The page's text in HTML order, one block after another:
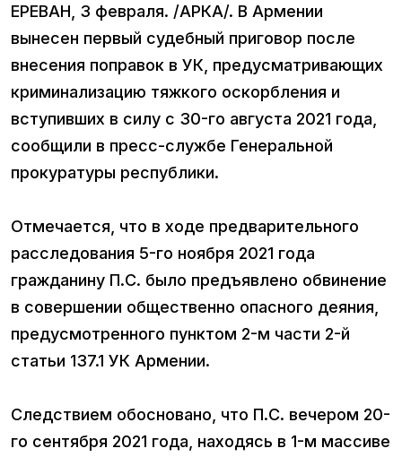
ЕРЕВАН, 3 февраля. /АРКА/. В Армении
вынесен первый судебный приговор после
внесения поправок в УК, предусматривающих
криминализацию тяжкого оскорбления и
вступивших в силу с 30-го августа 2021 года,
сообщили в пресс-службе Генеральной
прокуратуры республики.
Отмечается, что в ходе предварительного
расследования 5-го ноября 2021 года
гражданину П.С. было предъявлено обвинение
в совершении общественно опасного деяния,
предусмотренного пунктом 2-м части 2-й
статьи 137.1 УК Армении.
Следствием обосновано, что П.С. вечером 20-
го сентября 2021 года, находясь в 1-м массиве